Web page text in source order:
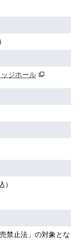
ジホール
）
禁止法」の対象とな